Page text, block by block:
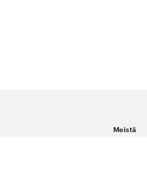
Meistä